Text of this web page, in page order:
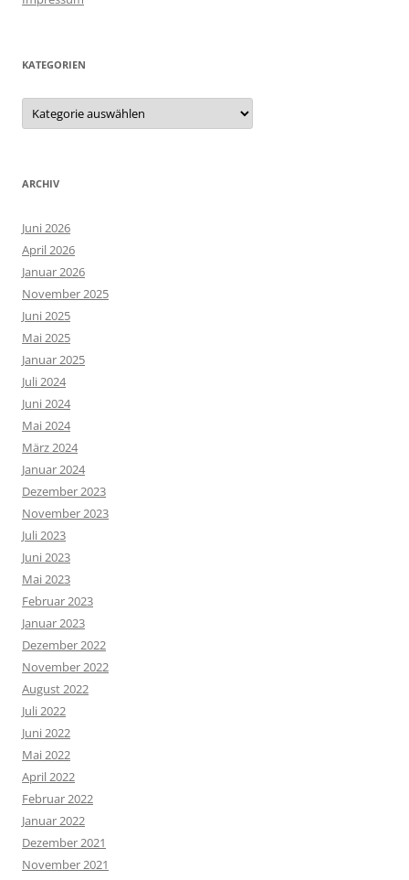
KATEGORIEN
Kategorien
ARCHIV
Juni 2026
April 2026
Januar 2026
November 2025
Juni 2025
Mai 2025
Januar 2025
Juli 2024
Juni 2024
Mai 2024
März 2024
Januar 2024
Dezember 2023
November 2023
Juli 2023
Juni 2023
Mai 2023
Februar 2023
Januar 2023
Dezember 2022
November 2022
August 2022
Juli 2022
Juni 2022
Mai 2022
April 2022
Februar 2022
Januar 2022
Dezember 2021
November 2021